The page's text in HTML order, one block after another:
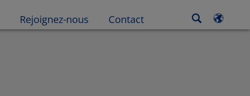
Rejoignez-nous Contact